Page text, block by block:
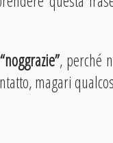
“noggrazie”, perché
magari